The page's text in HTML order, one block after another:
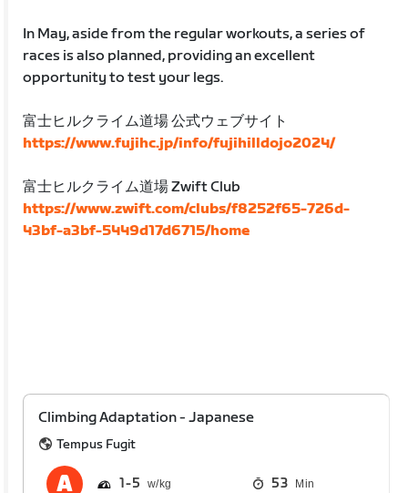
In May, aside from the regular workouts, a series of
races is also planned, providing an excellent
opportunity to test your legs.
富士ヒルクライム道場 公式ウェブサイト
https://www.fujihc.jp/info/fujihilldojo2024/
富士ヒルクライム道場 Zwift Club
https://www.zwift.com/clubs/f8252f65-726d-
43bf-a3bf-5449d17d6715/home
Climbing Adaptation - Japanese
Tempus Fugit
1 5 53 Min